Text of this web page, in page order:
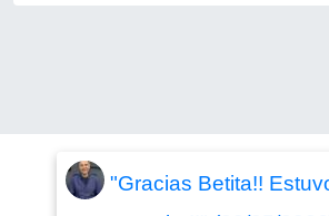
"Gracias Betita!!